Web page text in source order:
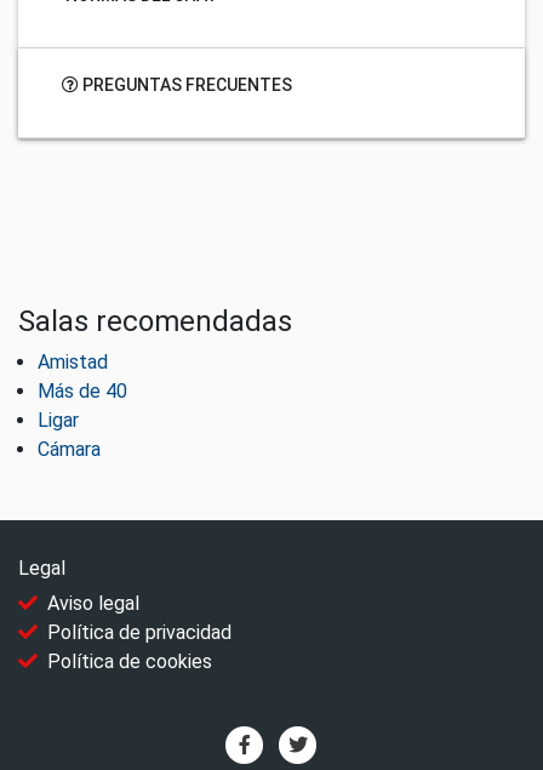
PREGUNTAS FRECUENTES
Salas recomendadas
Amistad
Más de 40
Ligar
Cámara
Legal
Aviso legal
Política de privacidad
Política de cookies